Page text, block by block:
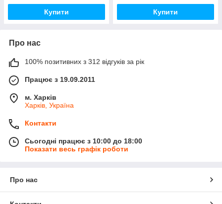
Купити Купити
Про нас
100% позитивних з 312 відгуків за рік
Працює з 19.09.2011
м. Харків
Харків, Україна
Контакти
Сьогодні працює з 10:00 до 18:00
Показати весь графік роботи
Про нас